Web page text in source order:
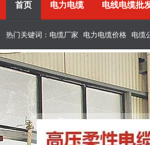
首页 电力电缆 电线电缆批
热门关键词： 电缆厂家 电力电缆价格 电缆